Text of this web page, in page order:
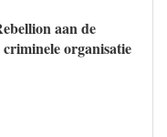
aan de
organisatie